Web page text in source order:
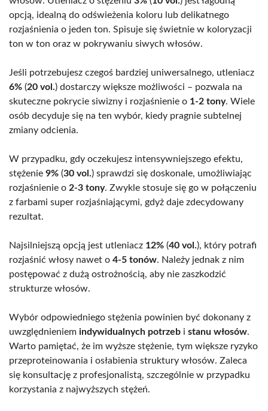
opcją, idealną do odświeżenia koloru lub delikatnego
rozjaśnienia o jeden ton. Spisuje się świetnie w koloryzacji
ton w ton oraz w pokrywaniu siwych włosów.
Jeśli potrzebujesz czegoś bardziej uniwersalnego, utleniacz
6% (20 vol.) dostarczy większe możliwości – pozwala na
skuteczne pokrycie siwizny i rozjaśnienie o 1-2 tony. Wiele
osób decyduje się na ten wybór, kiedy pragnie subtelnej
zmiany odcienia.
W przypadku, gdy oczekujesz intensywniejszego efektu,
stężenie 9% (30 vol.) sprawdzi się doskonale, umożliwiając
rozjaśnienie o 2-3 tony. Zwykle stosuje się go w połączeniu
z farbami super rozjaśniającymi, gdyż daje zdecydowany
rezultat.
Najsilniejszą opcją jest utleniacz 12% (40 vol.), który potrafi
rozjaśnić włosy nawet o 4-5 tonów. Należy jednak z nim
postępować z dużą ostrożnością, aby nie zaszkodzić
strukturze włosów.
Wybór odpowiedniego stężenia powinien być dokonany z
uwzględnieniem indywidualnych potrzeb i stanu włosów.
Warto pamiętać, że im wyższe stężenie, tym większe ryzyko
przeproteinowania i osłabienia struktury włosów. Zaleca
się konsultację z profesjonalistą, szczególnie w przypadku
korzystania z najwyższych stężeń.